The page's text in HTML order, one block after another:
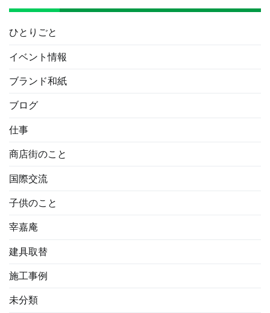
ひとりごと
イベント情報
ブランド和紙
ブログ
仕事
商店街のこと
国際交流
子供のこと
宰嘉庵
建具取替
施工事例
未分類